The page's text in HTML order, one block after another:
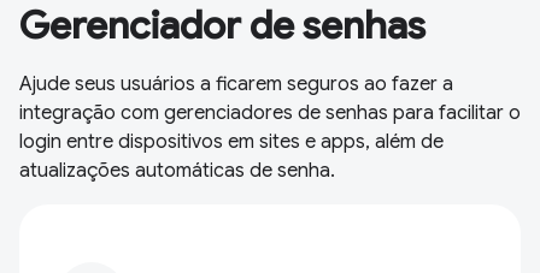
Gerenciador de senhas
Ajude seus usuários a ficarem seguros ao fazer a
integração com gerenciadores de senhas para facilitar o
login entre dispositivos em sites e apps, além de
atualizações automáticas de senha.